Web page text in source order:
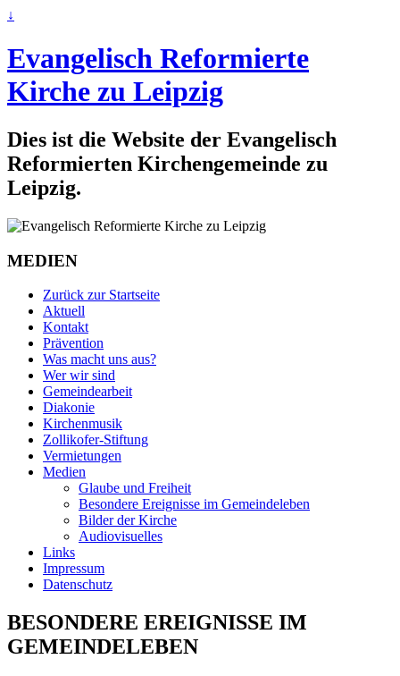
↓
Evangelisch Reformierte
Kirche zu Leipzig
Dies ist die Website der Evangelisch
Reformierten Kirchengemeinde zu
Leipzig.
MEDIEN
Zurück zur Startseite
Aktuell
Kontakt
Prävention
Was macht uns aus?
Wer wir sind
Gemeindearbeit
Diakonie
Kirchenmusik
Zollikofer-Stiftung
Vermietungen
Medien
Glaube und Freiheit
Besondere Ereignisse im Gemeindeleben
Bilder der Kirche
Audiovisuelles
Links
Impressum
Datenschutz
BESONDERE EREIGNISSE IM
GEMEINDELEBEN